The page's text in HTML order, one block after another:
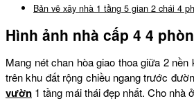
Bản vẽ xây nhà 1 tầng 5 gian 2 chái 4
Hình ảnh nhà cấp 4 4
Mang nét chan hòa giao thoa giữa 2
trên khu đất rộng chiều ngang trước
vườn 1 tầng mái thái đẹp nhất. Cho nhà